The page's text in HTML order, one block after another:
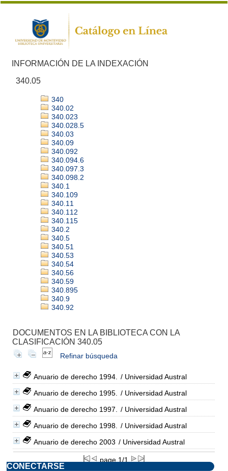
INFORMACIÓN DE LA INDEXACIÓN
340.05
340
340.02
340.023
340.028.5
340.03
340.09
340.092
340.094.6
340.097.3
340.098.2
340.1
340.109
340.11
340.112
340.115
340.2
340.5
340.51
340.53
340.54
340.56
340.59
340.895
340.9
340.92
DOCUMENTOS EN LA BIBLIOTECA CON LA
CLASIFICACIÓN 340.05
Refinar búsqueda
Anuario de derecho 1994.
/ Universidad Austral
Anuario de derecho 1995.
/ Universidad Austral
Anuario de derecho 1997.
/ Universidad Austral
Anuario de derecho 1998.
/ Universidad Austral
Anuario de derecho 2003 / Universidad Austral
page 1/1
CONECTARSE